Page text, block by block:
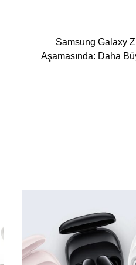
Samsung Galaxy
Aşamasında: Daha